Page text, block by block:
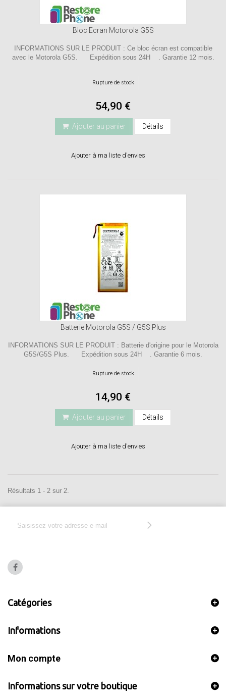
Bloc Ecran Motorola G5S
INFORMATIONS SUR LE PRODUIT : Ce bloc écran est compatible
avec le Motorola G5S. Expédition sous 24H . Garantie 12 mois.
Rupture de stock
54,90 €
Ajouter au panier Détails
Ajouter à ma liste d'envies
Batterie Motorola G5S / G5S Plus
INFORMATIONS SUR LE PRODUIT : Batterie d'origine pour le Motorola
G5S/G5S Plus. Expédition sous 24H . Garantie 6 mois.
Rupture de stock
14,90 €
Ajouter au panier Détails
Ajouter à ma liste d'envies
Résultats 1 - 2 sur 2.
Catégories
Informations
Mon compte
Informations sur votre boutique